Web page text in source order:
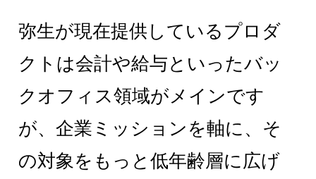
弥生が現在提供しているプロダ
クトは会計や給与といったバッ
クオフィス領域がメインです
が、企業ミッションを軸に、そ
の対象をもっと低年齢層に広げ